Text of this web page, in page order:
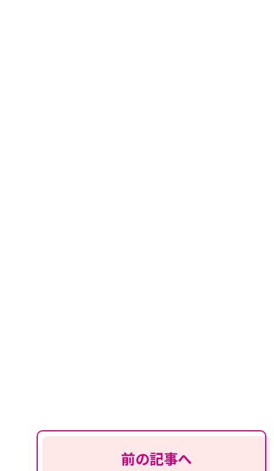
前の記事へ